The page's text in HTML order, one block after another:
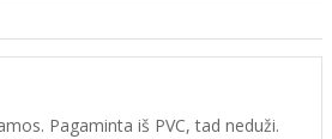
Pagaminta iš PVC, tad neduži.